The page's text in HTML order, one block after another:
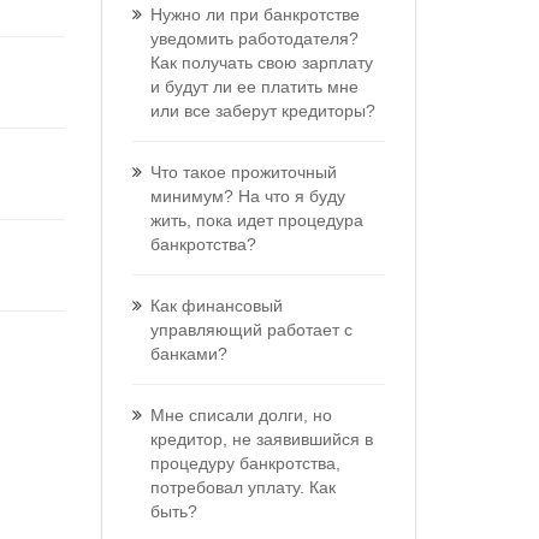
Нужно ли при банкротстве
уведомить работодателя?
Как получать свою зарплату
и будут ли ее платить мне
или все заберут кредиторы?
Что такое прожиточный
минимум? На что я буду
жить, пока идет процедура
банкротства?
Как финансовый
управляющий работает с
банками?
Мне списали долги, но
кредитор, не заявившийся в
процедуру банкротства,
потребовал уплату. Как
быть?